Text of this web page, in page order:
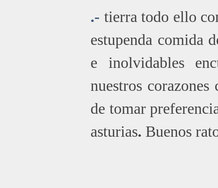
.- tierra todo ello
estupenda comida
e inolvidables
nuestros
de tomar
asturias. Buenos